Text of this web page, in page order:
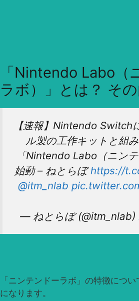
「Nintendo Labo（
ラボ）」とは？ そ
【速報】Nintendo
ル製の工作キットと組
「Nintendo Labo（ニン
始動 – ねとらぼhttps://
@itm_nlab
— ねとらぼ (@itm_nlab)
「ニンテンドーラボ」の特徴につ
になります。